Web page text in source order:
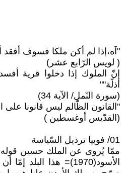
"آه،إذا لم أكن ملكا فسوف
( لويس الرّابع عشر)
إنّ الملوك إذا دخلوا قرية
أذلّة""
(سورة النّمل/ الآية 34)
"القانون الظّالم ليس قانونا على
(القدّيس أوغسطين )
01/ فوبيا ترذيل السّياسة
ممّا يُروى عن الملك حسين
الأسود(1970)= هذا